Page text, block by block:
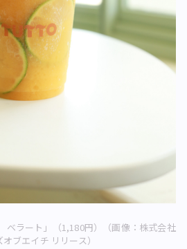
ラート」（1,180円）（画像：株式会社
オブエイチ リリース）